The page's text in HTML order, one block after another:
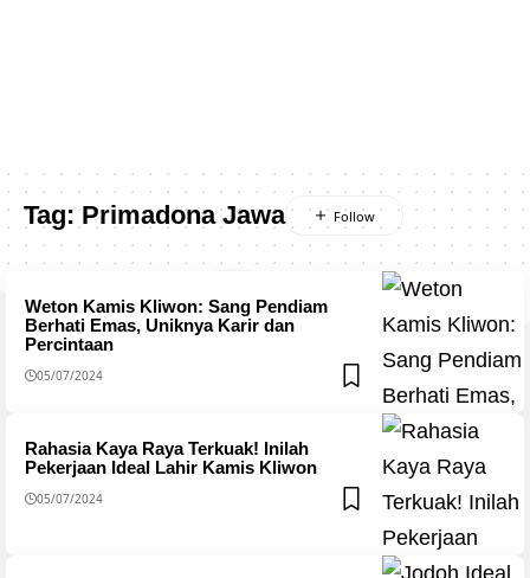
Tag:Primadona Jawa
Weton Kamis Kliwon: Sang Pendiam
Berhati Emas, Uniknya Karir dan
Percintaan
05/07/2024
Rahasia Kaya Raya Terkuak! Inilah
Pekerjaan Ideal Lahir Kamis Kliwon
05/07/2024